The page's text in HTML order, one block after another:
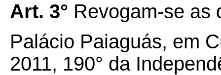
Art. 3° Revogam-se as
Palácio Paiaguás, em
2011, 190° da